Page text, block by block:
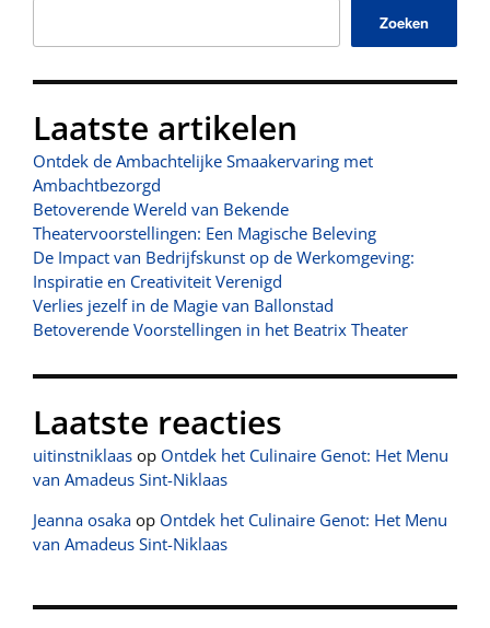
Zoeken
Laatste artikelen
Ontdek de Ambachtelijke Smaakervaring met
Ambachtbezorgd
Betoverende Wereld van Bekende
Theatervoorstellingen: Een Magische Beleving
De Impact van Bedrijfskunst op de Werkomgeving:
Inspiratie en Creativiteit Verenigd
Verlies jezelf in de Magie van Ballonstad
Betoverende Voorstellingen in het Beatrix Theater
Laatste reacties
uitinstniklaas op Ontdek het Culinaire Genot: Het Menu
van Amadeus Sint-Niklaas
Jeanna osaka op Ontdek het Culinaire Genot: Het Menu
van Amadeus Sint-Niklaas